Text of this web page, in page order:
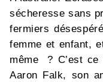
sécheresse sans
fermiers
femme et enfant,
même ? C’est
Aaron Falk, son